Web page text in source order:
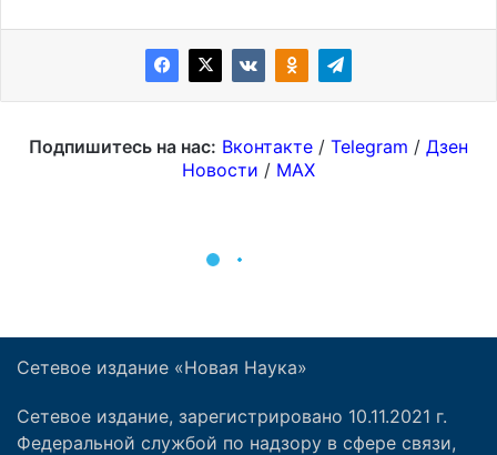
Сетевое издание «Новая Наука»
Сетевое издание, зарегистрировано 10.11.2021 г.
Федеральной службой по надзору в сфере связи,